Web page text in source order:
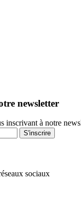
newsletter
inscrivant à notre
S'inscrire
sociaux